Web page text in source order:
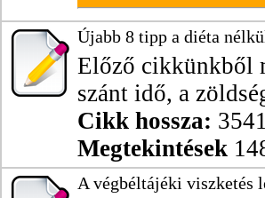
Újabb 8 tipp a diéta
Előző cikkünkből
szánt idő, a
Cikk hossza:
Megtekintések
A végbéltájéki viszketés